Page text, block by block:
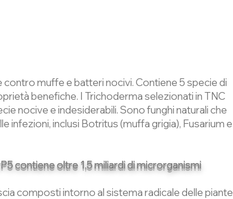
muffe e batteri nocivi. Contiene 5 specie di
benefiche. I Trichoderma selezionati in TNC
nocive e indesiderabili. Sono funghi naturali che
infezioni, inclusi Botritus (muffa grigia), Fusarium e
contiene oltre 1,5 miliardi di microrganismi
composti intorno al sistema radicale delle piante